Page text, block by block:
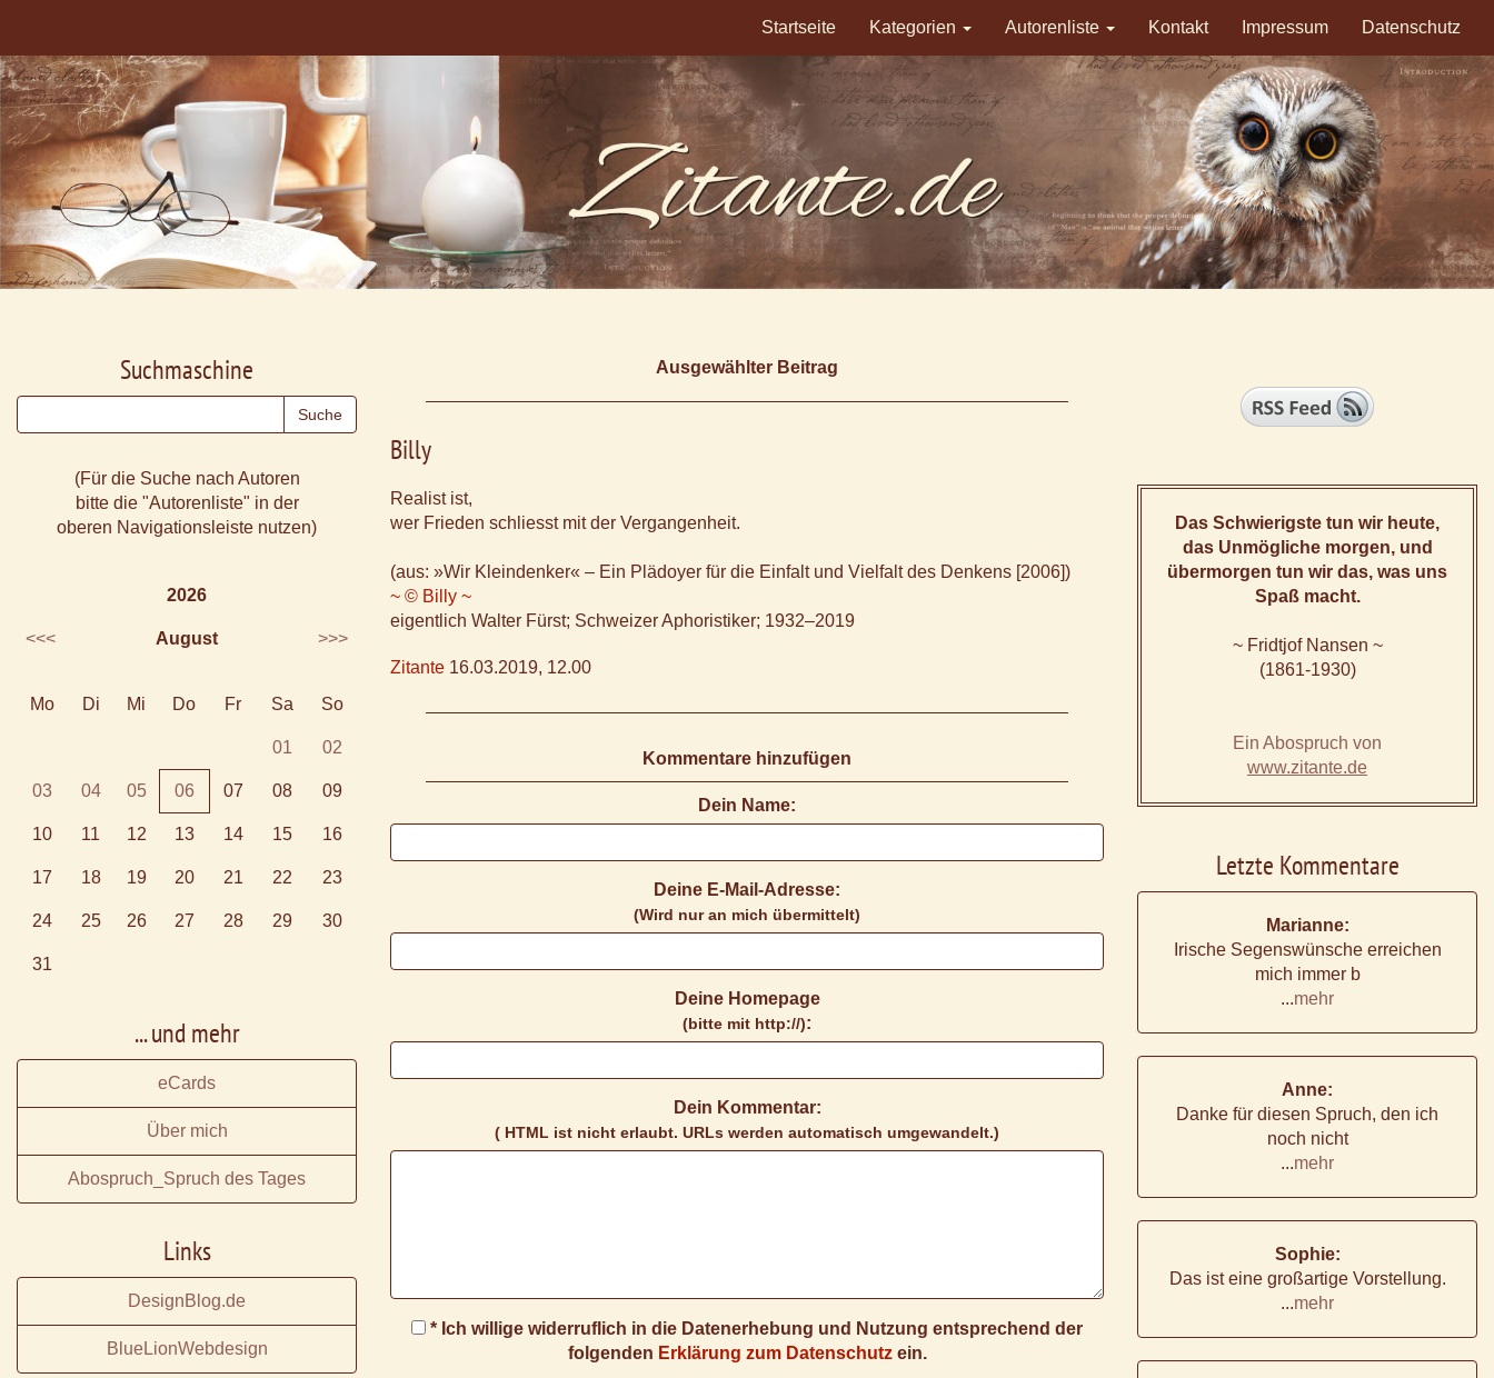
Startseite Kategorien Autorenliste Kontakt Impressum Datenschutz
Ausgewählter Beitrag
Billy
Realist ist,
wer Frieden schliesst mit der Vergangenheit.
(aus: »Wir Kleindenker« – Ein Plädoyer für die Einfalt und Vielfalt des Denkens [2006])
~ © Billy ~
eigentlich Walter Fürst; Schweizer Aphoristiker; 1932–2019
Zitante 16.03.2019, 12.00
Kommentare hinzufügen
Dein Name:
Deine E-Mail-Adresse:
(Wird nur an mich übermittelt)
Deine Homepage
(bitte mit http://):
Dein Kommentar:
( HTML ist nicht erlaubt. URLs werden automatisch umgewandelt.)
* Ich willige widerruflich in die Datenerhebung und Nutzung entsprechend der
folgenden Erklärung zum Datenschutzein.
Suchmaschine
(Für die Suche nach Autoren
bitte die "Autorenliste" in der
oberen Navigationsleiste nutzen)
2026
<<< August >>>
Mo Di Mi Do Fr Sa So
01 02
03 04 05 06 07 08 09
10 11 12 13 14 15 16
17 18 19 20 21 22 23
24 25 26 27 28 29 30
31
... und mehr
eCards
Über mich
Abospruch_Spruch des Tages
Links
DesignBlog.de
BlueLionWebdesign
Das Schwierigste tun wir heute,
das Unmögliche morgen, und
übermorgen tun wir das, was uns
Spaß macht.
~ Fridtjof Nansen ~
(1861-1930)
Ein Abospruch von
www.zitante.de
Letzte Kommentare
Marianne:
Irische Segenswünsche erreichen
mich immer b
...mehr
Anne:
Danke für diesen Spruch, den ich
noch nicht
...mehr
Sophie:
Das ist eine großartige Vorstellung.
...mehr